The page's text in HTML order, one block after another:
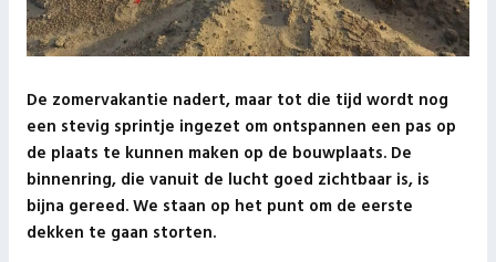
De zomervakantie nadert, maar tot die tijd wordt nog
een stevig sprintje ingezet om ontspannen een pas op
de plaats te kunnen maken op de bouwplaats. De
binnenring, die vanuit de lucht goed zichtbaar is, is
bijna gereed. We staan op het punt om de eerste
dekken te gaan storten.